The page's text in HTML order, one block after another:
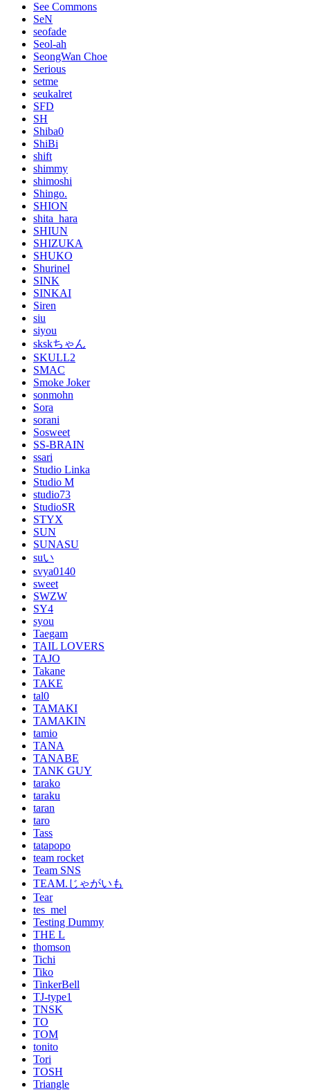
See Commons
SeN
seofade
Seol-ah
SeongWan Choe
Serious
setme
seukalret
SFD
SH
Shiba0
ShiBi
shift
shimmy
shimoshi
Shingo.
SHION
shita_hara
SHIUN
SHIZUKA
SHUKO
Shurinel
SINK
SINKAI
Siren
siu
siyou
skskちゃん
SKULL2
SMAC
Smoke Joker
sonmohn
Sora
sorani
Sosweet
SS-BRAIN
ssari
Studio Linka
Studio M
studio73
StudioSR
STYX
SUN
SUNASU
suい
svya0140
sweet
SWZW
SY4
syou
Taegam
TAIL LOVERS
TAJO
Takane
TAKE
tal0
TAMAKI
TAMAKIN
tamio
TANA
TANABE
TANK GUY
tarako
taraku
taran
taro
Tass
tatapopo
team rocket
Team SNS
TEAM.じゃがいも
Tear
tes_mel
Testing Dummy
THE L
thomson
Tichi
Tiko
TinkerBell
TJ-type1
TNSK
TO
TOM
tonito
Tori
TOSH
Triangle